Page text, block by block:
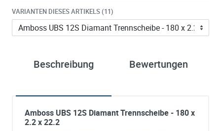
VARIANTEN DIESES ARTIKELS (11)
Beschreibung Bewertungen
Amboss UBS 12S Diamant Trennscheibe - 180 x
2.2 x 22.2